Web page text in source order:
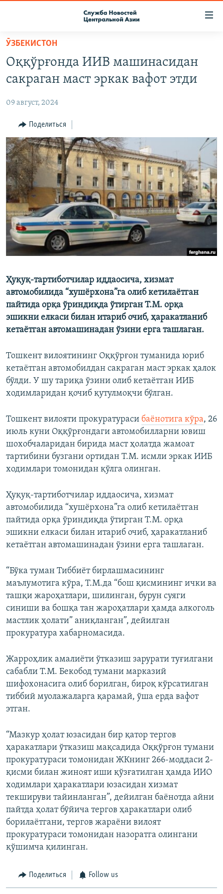
Вернуться
основному
содержанию
Вернутся
навигации
Вернутся
поиску
ПОДПИСКА
КОНТАКТЫ
RFE/RL ДИРЕКТ
НАСТОЯЩЕЕ ВРЕМЯ
МИГРАНТ МЕДИА
ӮЗБЕКИСТОН
Оққўрғонда ИИВ машинасидан
сакраган маст эркак вафот этди
09 август, 2024
Поделиться
Ҳуқуқ-тартиботчилар иддаосича, хизмат
автомобилида “хушёрхона”га олиб кетилаётган
пайтида орқа ўриндиқда ўтирган Т.М. орқа
эшикни елкаси билан итариб очиб, ҳаракатланиб
кетаётган автомашинадан ўзини ерга ташлаган.
Тошкент вилоятининг Оққўрғон туманида юриб
кетаётган автомобилдан сакраган маст эркак ҳалок
бўлди. У шу тариқа ўзини олиб кетаётган ИИБ
ходимларидан қочиб қутулмоқчи бўлган.
Тошкент вилояти прокуратураси баёнотига кўра, 26
июль куни Оққўрғондаги автомобилларни ювиш
шохобчаларидан бирида маст ҳолатда жамоат
тартибини бузгани ортидан Т.М. исмли эркак ИИБ
ходимлари томонидан қўлга олинган.
Ҳуқуқ-тартиботчилар иддаосича, хизмат
автомобилида “хушёрхона”га олиб кетилаётган
пайтида орқа ўриндиқда ўтирган Т.М. орқа
эшикни елкаси билан итариб очиб, ҳаракатланиб
кетаётган автомашинадан ўзини ерга ташлаган.
“Бўка туман Тиббиёт бирлашмасининг
маълумотига кўра, Т.М.да “бош қисмининг ички ва
ташқи жароҳатлари, шилинган, бурун суяги
синиши ва бошқа тан жароҳатлари ҳамда алкоголь
мастлик ҳолати” аниқланган”, дейилган
прокуратура хабарномасида.
Жарроҳлик амалиёти ўтказиш зарурати туғилгани
сабабли Т.М. Бекобод тумани марказий
шифохонасига олиб борилган, бироқ кўрсатилган
тиббий муолажаларга қарамай, ўша ерда вафот
этган.
“Мазкур ҳолат юзасидан бир қатор тергов
ҳаракатлари ўтказиш мақсадида Оққўрғон тумани
прокуратураси томонидан ЖКнинг 266-моддаси 2-
қисми билан жиноят иши қўзғатилган ҳамда ИИО
ходимлари ҳаракатлари юзасидан хизмат
текшируви тайинланган”, дейилган баёнотда айни
пайтда ҳолат бўйича тергов ҳаракатлари олиб
борилаётгани, тергов жараёни вилоят
прокуратураси томонидан назоратга олингани
қўшимча қилинган.
Поделиться Follow us